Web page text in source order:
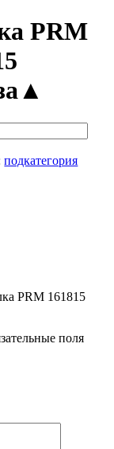
PRM
подкатегория
PRM 161815
поля